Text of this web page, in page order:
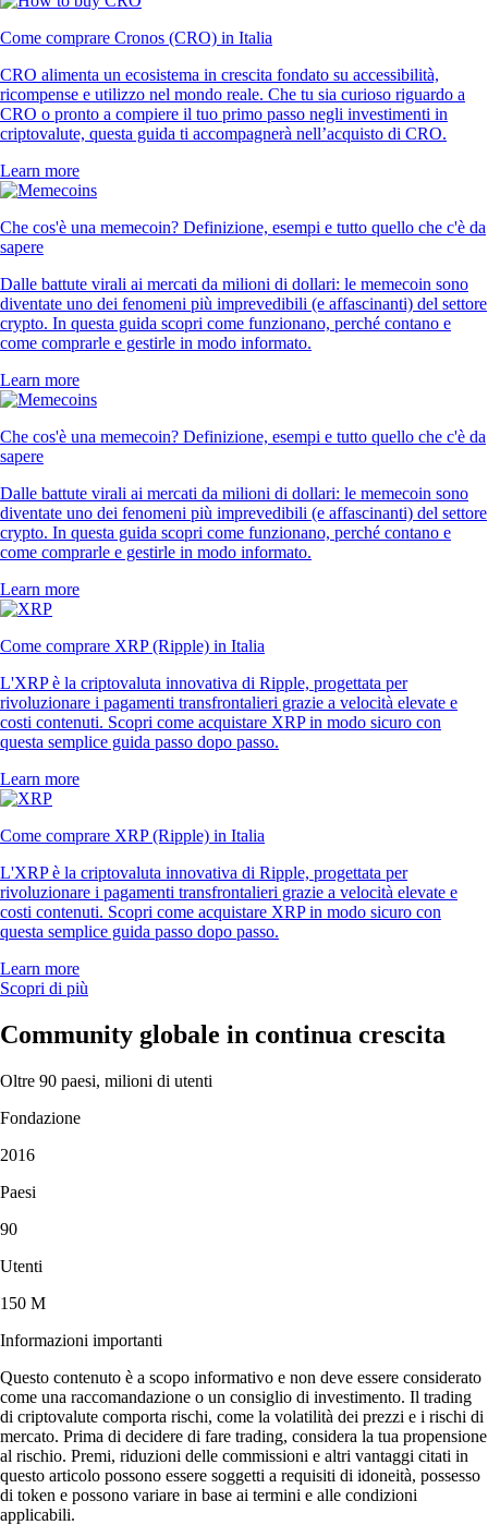
Come comprare Cronos (CRO) in Italia
CRO alimenta un ecosistema in crescita fondato su accessibilità,
ricompense e utilizzo nel mondo reale. Che tu sia curioso riguardo a
CRO o pronto a compiere il tuo primo passo negli investimenti in
criptovalute, questa guida ti accompagnerà nell’acquisto di CRO.
Learn more
Che cos'è una memecoin? Definizione, esempi e tutto quello che c'è da
sapere
Dalle battute virali ai mercati da milioni di dollari: le memecoin sono
diventate uno dei fenomeni più imprevedibili (e affascinanti) del settore
crypto. In questa guida scopri come funzionano, perché contano e
come comprarle e gestirle in modo informato.
Learn more
Che cos'è una memecoin? Definizione, esempi e tutto quello che c'è da
sapere
Dalle battute virali ai mercati da milioni di dollari: le memecoin sono
diventate uno dei fenomeni più imprevedibili (e affascinanti) del settore
crypto. In questa guida scopri come funzionano, perché contano e
come comprarle e gestirle in modo informato.
Learn more
Come comprare XRP (Ripple) in Italia
L'XRP è la criptovaluta innovativa di Ripple, progettata per
rivoluzionare i pagamenti transfrontalieri grazie a velocità elevate e
costi contenuti. Scopri come acquistare XRP in modo sicuro con
questa semplice guida passo dopo passo.
Learn more
Come comprare XRP (Ripple) in Italia
L'XRP è la criptovaluta innovativa di Ripple, progettata per
rivoluzionare i pagamenti transfrontalieri grazie a velocità elevate e
costi contenuti. Scopri come acquistare XRP in modo sicuro con
questa semplice guida passo dopo passo.
Learn more
Scopri di più
Community globale in continua crescita
Oltre 90 paesi, milioni di utenti
Fondazione
2016
Paesi
90
Utenti
150 M
Informazioni importanti
Questo contenuto è a scopo informativo e non deve essere considerato
come una raccomandazione o un consiglio di investimento. Il trading
di criptovalute comporta rischi, come la volatilità dei prezzi e i rischi di
mercato. Prima di decidere di fare trading, considera la tua propensione
al rischio. Premi, riduzioni delle commissioni e altri vantaggi citati in
questo articolo possono essere soggetti a requisiti di idoneità, possesso
di token e possono variare in base ai termini e alle condizioni
applicabili.